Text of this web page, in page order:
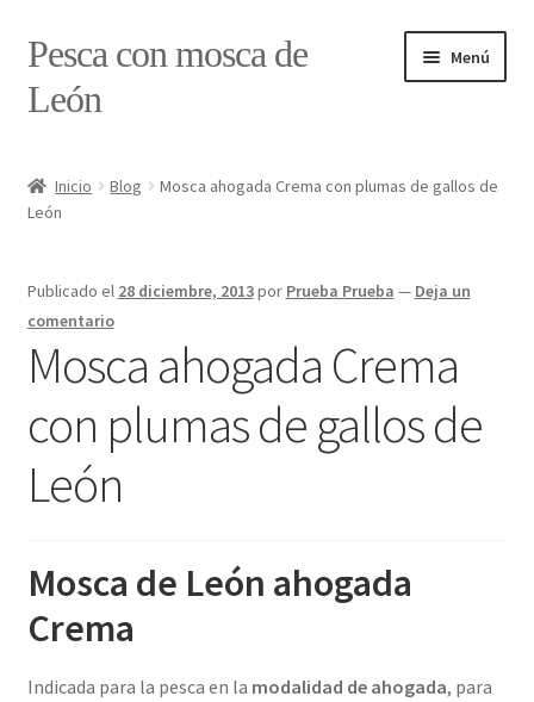
Ir
a
Ir
al
contenido
Pesca con mosca de
León
Menú
#7897 (sin título)
Estado de tramos de pesca
Formulario de contacto
Mi cuenta
Regístrate al canal de noticias
Inicio Blog
Mosca ahogada Crema con plumas de gallos de
León
Publicado el 28 diciembre, 2013por Prueba Prueba — Deja un
comentario
Mosca ahogada Crema
con plumas de gallos de
León
Mosca de León ahogada
Crema
Indicada para la pesca en la modalidad de ahogada, para